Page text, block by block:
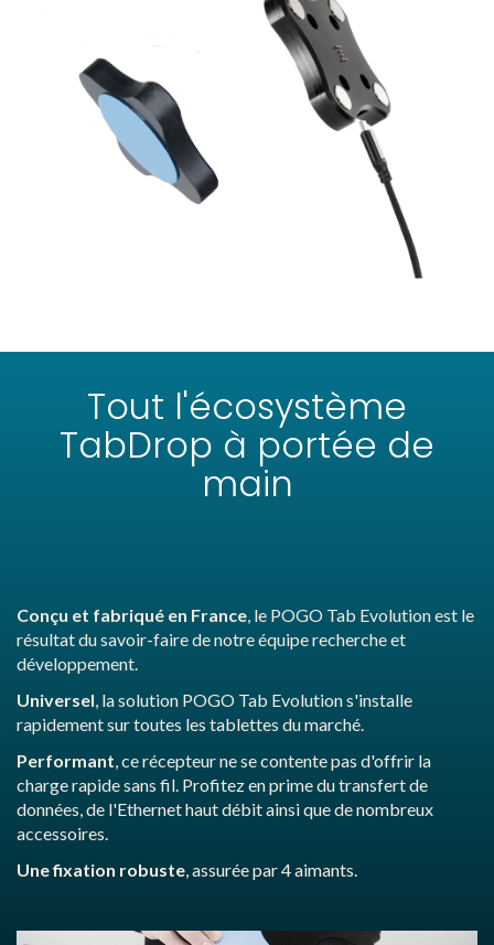
Tout l'écosystème
TabDrop à portée de
main
Conçu et fabriqué en France, le POGO Tab Evolution est le
résultat du savoir-faire de notre équipe recherche et
développement.
Universel, la solution POGO Tab Evolution s'installe
rapidement sur toutes les tablettes du marché.
Performant, ce récepteur ne se contente pas d'offrir la
charge rapide sans fil. Profitez en prime du transfert de
données, de l'Ethernet haut débit ainsi que de nombreux
accessoires.
Une fixation robuste, assurée par 4 aimants.